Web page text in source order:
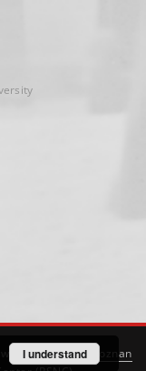
created by
Poznan
I understand